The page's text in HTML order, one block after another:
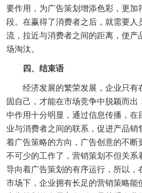
要作用，为广告策划增添色彩，更加
段。在赢得了消费者之后，就需要人
流，拉近与消费者之间的距离，使产
场淘汰。
四、结束语
经济发展的繁荣发展，企业只有
固自己，才能在市场竞争中脱颖而出
中作用十分明显，通过信息传播，在
业与消费者之间的联系，促进产品销
着广告策略的方向，广告创意的不断
不可少的工作了，营销策划不但关系
导向着广告策划的有序运行，所以，
市场下，企业拥有长足的营销策略能